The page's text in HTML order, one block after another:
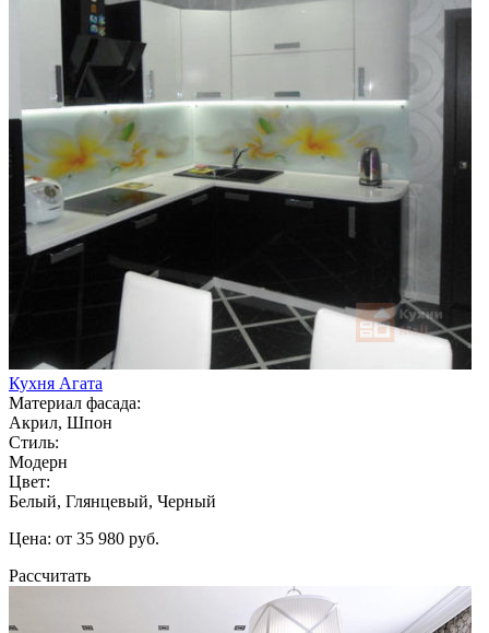
Кухня Агата
Материал фасада:
Акрил, Шпон
Стиль:
Модерн
Цвет:
Белый, Глянцевый, Черный
Цена: от 35 980 руб.
Рассчитать